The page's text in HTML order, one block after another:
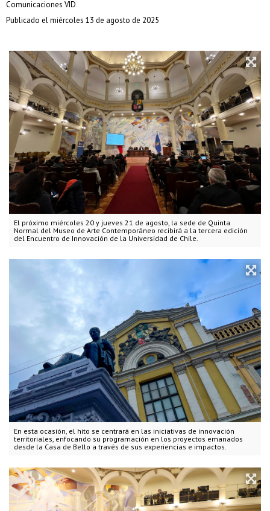
El próximo miércoles 20 y jueves 21 de agosto, la sede de Quinta
Normal del Museo de Arte Contemporáneo recibirá a la tercera edición
del Encuentro de Innovación de la Universidad de Chile.
En esta ocasión, el hito se centrará en las iniciativas de innovación
territoriales, enfocando su programación en los proyectos emanados
desde la Casa de Bello a través de sus experiencias e impactos.
Comunicaciones VID
Publicado el miércoles 13 de agosto de 2025